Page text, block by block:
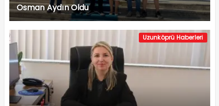
Osman Aydın Oldu
Uzunköprü Haberleri